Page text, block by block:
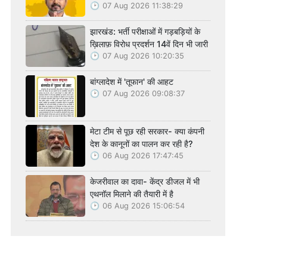
07 Aug 2026 11:38:29
झारखंड: भर्ती परीक्षाओं में गड़बड़ियों के
ख़िलाफ़ विरोध प्रदर्शन 14वें दिन भी जारी
07 Aug 2026 10:20:35
बांग्लादेश में 'तूफान' की आहट
07 Aug 2026 09:08:37
मेटा टीम से पूछ रही सरकार- क्या कंपनी
देश के कानूनों का पालन कर रही है?
06 Aug 2026 17:47:45
केजरीवाल का दावा- केंद्र डीजल में भी
एथनॉल मिलाने की तैयारी में है
06 Aug 2026 15:06:54